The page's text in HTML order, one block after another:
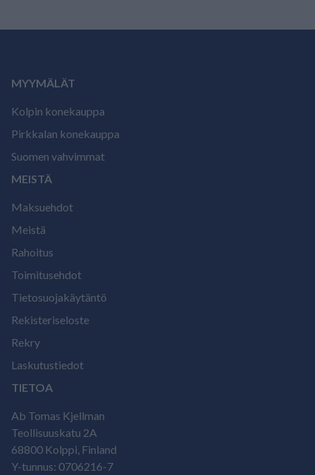
MYYMÄLÄT
Kolpin konekauppa
Pirkkalan konekauppa
Suomen vahvimmat
MEISTÄ
Maksuehdot
Meistä
Rahoitus
Toimitusehdot
Tietosuojakäytäntö
Rekisteriseloste
Rekry
Laskutustiedot
TIETOA
Ab Tomas Kjellman
Teollisuuskatu 2A
68800 Kolppi, Finland
Y-tunnus: 0706216-7